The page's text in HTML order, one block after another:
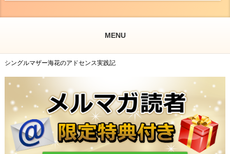
MENU
シングルマザー海花のアドセンス実践記